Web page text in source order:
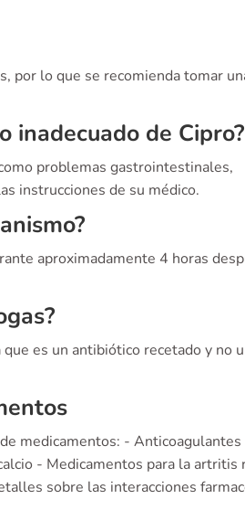
por lo que se recomienda tomar
inadecuado de Cipro?
problemas gastrointestinales,
instrucciones de su médico.
aproximadamente 4 horas
es un antibiótico recetado y no
medicamentos: -
- Medicamentos para la artritis
sobre las interacciones